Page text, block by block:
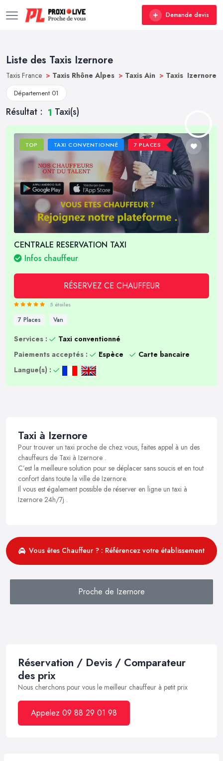
Demande devis
Liste des Taxis Izernore
Taxis France > Taxis Rhône Alpes > Taxis Ain > Taxis Izernore
Département 01
Résultat : 1 Taxi(s)
TOP TAXI CONVENTIONNÉ 7 PLACES
CENTRALE RESERVATION TAXI
Infos chauffeur
RÉSERVEZ CE CHAUFFEUR
5 étoiles
7 Places Van
Services :
Taxi conventionné
Paiements acceptés :
Espèce
Carte bancaire
Langue(s) :
Taxi à Izernore
Pour trouver un taxi proche de chez vous, faites appel à un des
chauffeurs de Taxi à Izernore .
C’est la meilleure solution pour se déplacer sans soucis et en tout
confort dans toute la ville de Izernore.
Il vous est également possible de réserver en ligne un taxi à
Izernore 24h/7j .
Vous êtes Chauffeur ? : Référencez votre établissement
Proche de Izernore
Réservation / Devis / Comparateur
des prix
Nous cherchons pour vous le meilleur chauffeur à petit prix
Appelez 09 88 29 01 98